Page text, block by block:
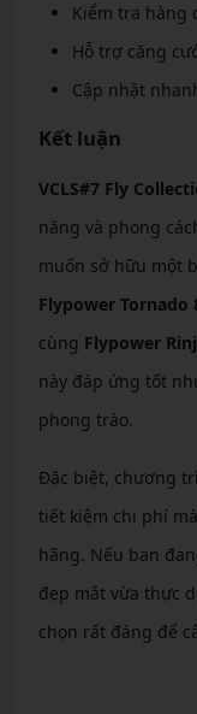
Kiểm tra hàng
Hỗ trợ căng
Cập nhật
Kết luận
VCLS#7 Fly
năng và phong
muốn sở hữu một
Flypower Tornado
cùng Flypower
này đáp ứng tốt
phong trào.
Đặc biệt, chương
tiết kiệm chi phí
hãng. Nếu bạn
đẹp mắt vừa thực
chọn rất đáng để